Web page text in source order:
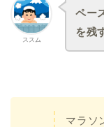
ススム
ペー
を残
マラソ